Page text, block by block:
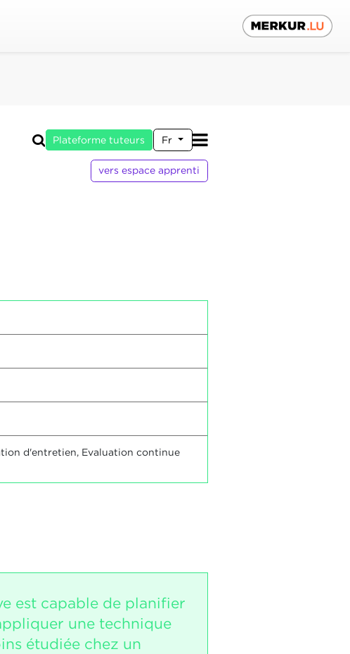
Plateforme tuteurs Fr
vers espace apprenti
d'entretien, Evaluation continue
est capable de planifier
une technique
étudiée chez un